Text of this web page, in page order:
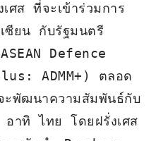
ศส ที่จะเข้าร่วมการ
ซียน กับรัฐมนตรี
Defence
ADMM+) ตลอด
ะพัฒนาความสัมพันธ์กับ
าทิ ไทย โดยฝรั่งเศส